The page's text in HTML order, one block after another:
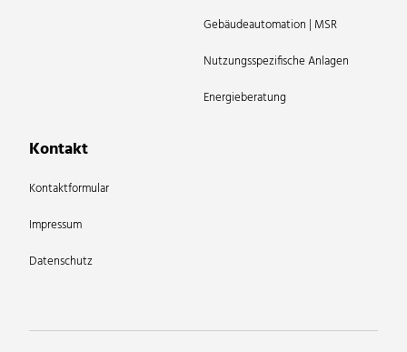
Gebäudeautomation | MSR
Nutzungsspezifische Anlagen
Energieberatung
Kontakt
Kontaktformular
Impressum
Datenschutz